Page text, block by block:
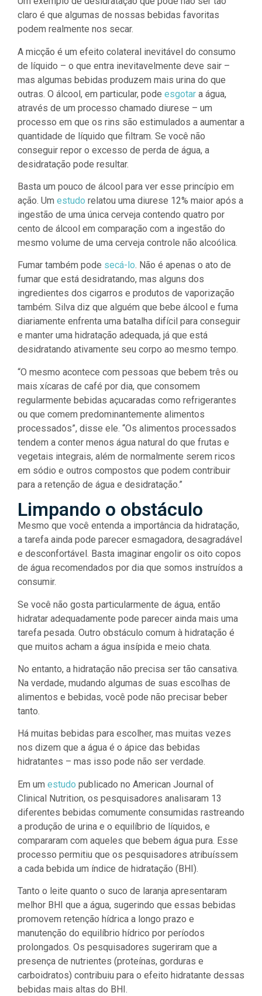
claro é que algumas de nossas bebidas favoritas
podem realmente nos secar.
A micção é um efeito colateral inevitável do consumo
de líquido – o que entra inevitavelmente deve sair –
mas algumas bebidas produzem mais urina do que
outras. O álcool, em particular, pode esgotar a água,
através de um processo chamado diurese – um
processo em que os rins são estimulados a aumentar a
quantidade de líquido que filtram. Se você não
conseguir repor o excesso de perda de água, a
desidratação pode resultar.
Basta um pouco de álcool para ver esse princípio em
ação. Um estudo relatou uma diurese 12% maior após a
ingestão de uma única cerveja contendo quatro por
cento de álcool em comparação com a ingestão do
mesmo volume de uma cerveja controle não alcoólica.
Fumar também pode secá-lo. Não é apenas o ato de
fumar que está desidratando, mas alguns dos
ingredientes dos cigarros e produtos de vaporização
também. Silva diz que alguém que bebe álcool e fuma
diariamente enfrenta uma batalha difícil para conseguir
e manter uma hidratação adequada, já que está
desidratando ativamente seu corpo ao mesmo tempo.
“O mesmo acontece com pessoas que bebem três ou
mais xícaras de café por dia, que consomem
regularmente bebidas açucaradas como refrigerantes
ou que comem predominantemente alimentos
processados”, disse ele. “Os alimentos processados
tendem a conter menos água natural do que frutas e
vegetais integrais, além de normalmente serem ricos
em sódio e outros compostos que podem contribuir
para a retenção de água e desidratação.”
Limpando o obstáculo
Mesmo que você entenda a importância da hidratação,
a tarefa ainda pode parecer esmagadora, desagradável
e desconfortável. Basta imaginar engolir os oito copos
de água recomendados por dia que somos instruídos a
consumir.
Se você não gosta particularmente de água, então
hidratar adequadamente pode parecer ainda mais uma
tarefa pesada. Outro obstáculo comum à hidratação é
que muitos acham a água insípida e meio chata.
No entanto, a hidratação não precisa ser tão cansativa.
Na verdade, mudando algumas de suas escolhas de
alimentos e bebidas, você pode não precisar beber
tanto.
Há muitas bebidas para escolher, mas muitas vezes
nos dizem que a água é o ápice das bebidas
hidratantes – mas isso pode não ser verdade.
Em um estudo publicado no American Journal of
Clinical Nutrition, os pesquisadores analisaram 13
diferentes bebidas comumente consumidas rastreando
a produção de urina e o equilíbrio de líquidos, e
compararam com aqueles que bebem água pura. Esse
processo permitiu que os pesquisadores atribuíssem
a cada bebida um índice de hidratação (BHI).
Tanto o leite quanto o suco de laranja apresentaram
melhor BHI que a água, sugerindo que essas bebidas
promovem retenção hídrica a longo prazo e
manutenção do equilíbrio hídrico por períodos
prolongados. Os pesquisadores sugeriram que a
presença de nutrientes (proteínas, gorduras e
carboidratos) contribuiu para o efeito hidratante dessas
bebidas mais altas do BHI.